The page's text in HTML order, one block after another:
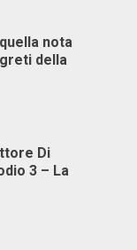
nota
della
Di
3 – La